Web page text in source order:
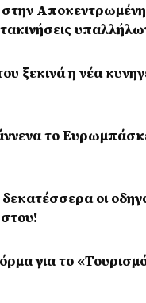
Αποκεντρωμένη
ξεκινά η νέα
το
οι
για το